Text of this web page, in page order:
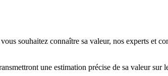
souhaitez connaître sa valeur, nos experts et
une estimation précise de sa valeur sur